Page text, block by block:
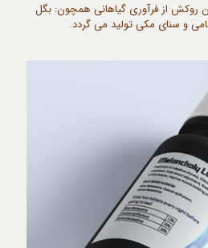
روکش از فرآوری گیاهانی همچون: بگل
و سنای مکی تولید می گردد.